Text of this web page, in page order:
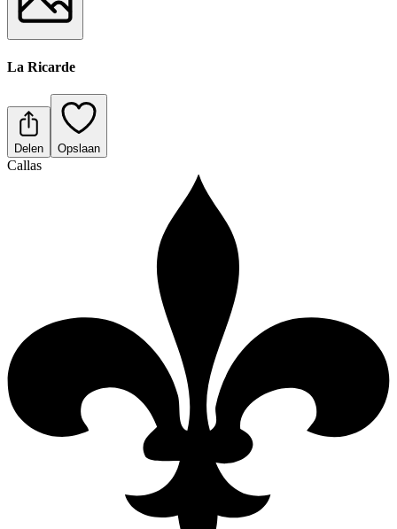
La Ricarde
Delen Opslaan
Callas